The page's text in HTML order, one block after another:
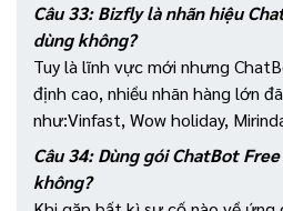
Câu 33: Bizfly là nhãn hiệu
dùng không?
Tuy là lĩnh vực mới nhưng
định cao, nhiều nhãn hàng lớn
như:Vinfast, Wow holiday,
Câu 34: Dùng gói ChatBot
không?